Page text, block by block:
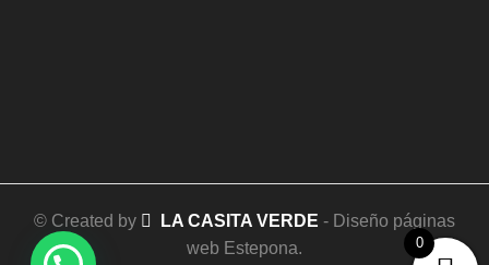
© Created by LA CASITA VERDE - Diseño páginas
web Estepona.
0